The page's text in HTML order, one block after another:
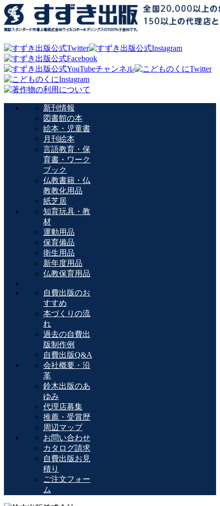
新刊情報
図書館の本
絵本・児童書
月刊絵本
言語教育・保
育書・ワーク
ブック
仏教書籍・仏
教教化用品
紙芝居
知育玩具・教
材
運動用品
保育備品
衛生用品
新年度用品
仏教保育用品
自費出版のお
すすめ
本づくりの流
れ
過去の自費出
版制作例
自費出版Q&A
会社概要・沿
革
鈴木出版のあ
ゆみ
代理店募集
推薦・受賞歴
周辺マップ
お問い合わせ
カタログ請求
自費出版お見
積り
ご注文フォー
ム